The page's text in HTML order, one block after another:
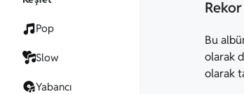
Pop
Slow
Yabancı
Bu
olarak
olarak